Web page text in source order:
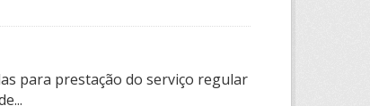
para prestação do serviço regular